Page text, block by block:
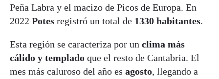
Peña Labra y el macizo de Picos de Europa. En
2022 Potes registró un total de 1330 habitantes.
Esta región se caracteriza por un clima más
cálido y templado que el resto de Cantabria. El
mes más caluroso del año es agosto, llegando a